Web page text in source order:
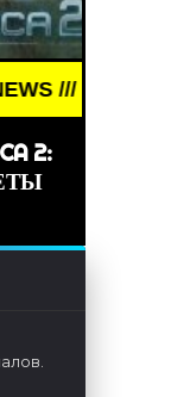
///
2: